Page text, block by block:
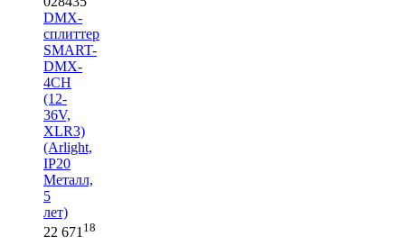
DMX-
сплиттер
SMART-
DMX-
4CH
(12-
36V,
XLR3)
(Arlight,
IP20
Металл,
5
лет)
22 671 18